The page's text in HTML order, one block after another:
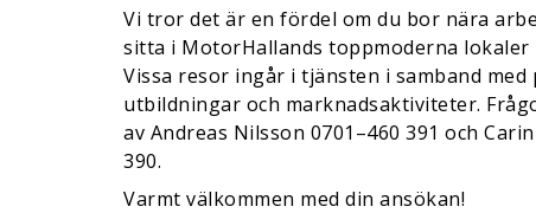
Vi tror det är en fördel om du bor nära
sitta i MotorHallands toppmoderna lokaler
Vissa resor ingår i tjänsten i samband
utbildningar och marknadsaktiviteter.
av Andreas Nilsson 0701–460 391 och
390.
Varmt välkommen med din ansökan!